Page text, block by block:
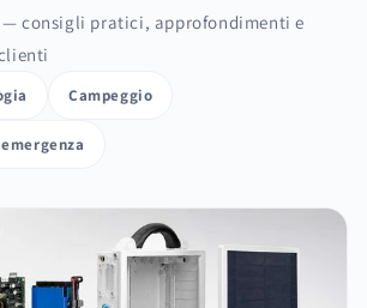
consigli pratici, approfondimenti e
Campeggio